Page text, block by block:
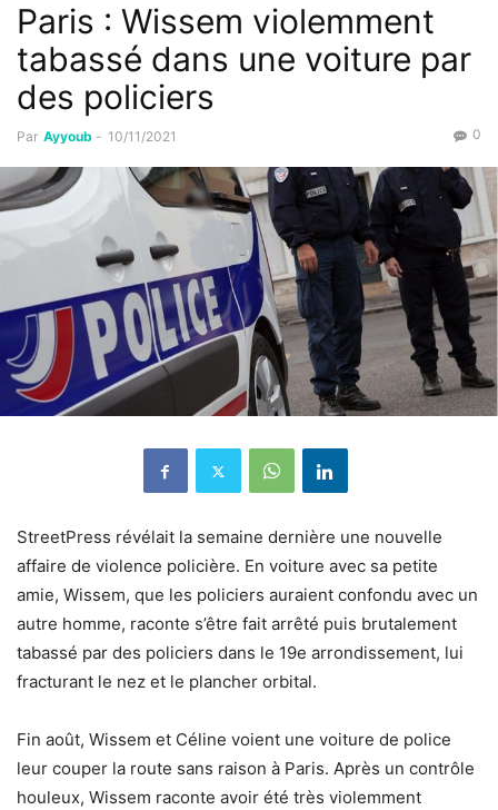
Paris : Wissem violemment
tabassé dans une voiture par
des policiers
Par Ayyoub - 10/11/2021 0
StreetPress révélait la semaine dernière une nouvelle
affaire de violence policière. En voiture avec sa petite
amie, Wissem, que les policiers auraient confondu avec un
autre homme, raconte s’être fait arrêté puis brutalement
tabassé par des policiers dans le 19e arrondissement, lui
fracturant le nez et le plancher orbital.
Fin août, Wissem et Céline voient une voiture de police
leur couper la route sans raison à Paris. Après un contrôle
houleux, Wissem raconte avoir été très violemment